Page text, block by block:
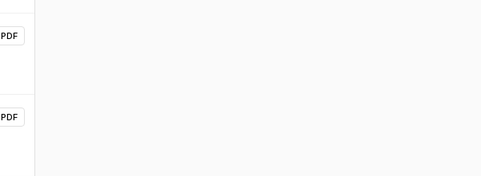
PDF
PDF